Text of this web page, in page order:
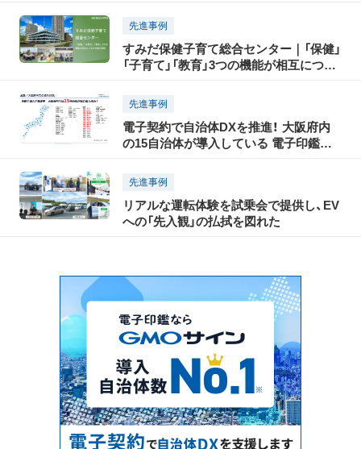
先進事例
すみだ保健子育て総合センター｜「保健」
「子育て」「教育」3つの機能が相互につな
先進事例
電子契約で自治体DXを推進！ 大阪府内
の15自治体が導入している 電子印鑑
先進事例
リアルな運転体験を試乗会で提供し、EV
への「先入観」の払拭を図れた